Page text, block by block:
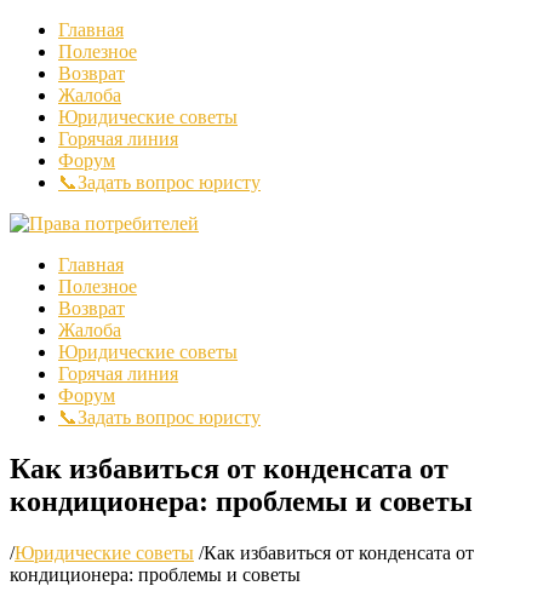
Главная
Полезное
Возврат
Жалоба
Юридические советы
Горячая линия
Форум
📞Задать вопрос юристу
Главная
Полезное
Возврат
Жалоба
Юридические советы
Горячая линия
Форум
📞Задать вопрос юристу
Как избавиться от конденсата от
кондиционера: проблемы и советы
/Юридические советы /Как избавиться от конденсата от
кондиционера: проблемы и советы